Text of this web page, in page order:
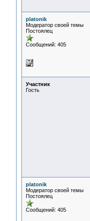
platonik
Модератор своей темы
Постоялец
Сообщений: 405
Участник
Гость
platonik
Модератор своей темы
Постоялец
Сообщений: 405